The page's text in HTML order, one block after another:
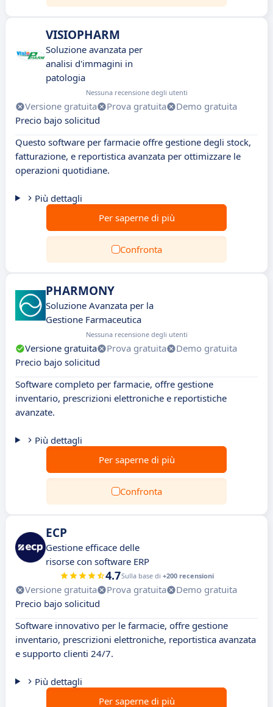
VISIOPHARM
Soluzione avanzata per
analisi d'immagini in
patologia
Nessuna recensione degli utenti
Versione gratuita Prova gratuita
Demo gratuita
Precio bajo solicitud
Questo software per farmacie offre gestione degli stock,
fatturazione, e reportistica avanzata per ottimizzare le
operazioni quotidiane.
Più dettagli
Per saperne di più
Confronta
PHARMONY
Soluzione Avanzata per la
Gestione Farmaceutica
Nessuna recensione degli utenti
Versione gratuita Prova gratuita
Demo gratuita
Precio bajo solicitud
Software completo per farmacie, offre gestione
inventario, prescrizioni elettroniche e reportistiche
avanzate.
Più dettagli
Per saperne di più
Confronta
ECP
Gestione efficace delle
risorse con software ERP
4.7Sulla base di +200 recensioni
Versione gratuita Prova gratuita
Demo gratuita
Precio bajo solicitud
Software innovativo per le farmacie, offre gestione
inventario, prescrizioni elettroniche, reportistica avanzata
e supporto clienti 24/7.
Più dettagli
Per saperne di più